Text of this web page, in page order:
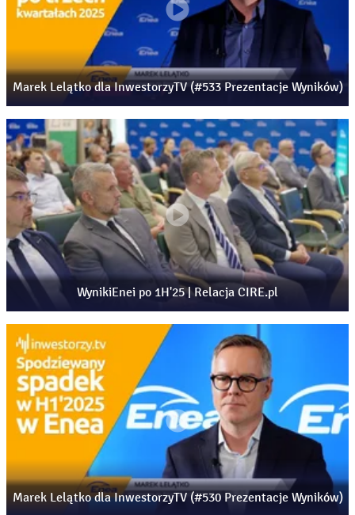
Marek Lelątko dla InwestorzyTV (#533 Prezentacje Wyników)
WynikiEnei po 1H'25 | Relacja CIRE.pl
Marek Lelątko dla InwestorzyTV (#530 Prezentacje Wyników)